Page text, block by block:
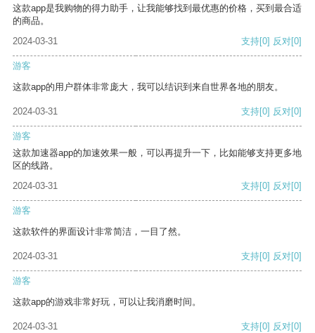
这款app是我购物的得力助手，让我能够找到最优惠的价格，买到最合适
的商品。
2024-03-31
支持[0] 反对[0]
游客
这款app的用户群体非常庞大，我可以结识到来自世界各地的朋友。
2024-03-31 支持[0] 反对[0]
游客
这款加速器app的加速效果一般，可以再提升一下，比如能够支持更多地
区的线路。
2024-03-31
支持[0] 反对[0]
游客
这款软件的界面设计非常简洁，一目了然。
2024-03-31 支持[0] 反对[0]
游客
这款app的游戏非常好玩，可以让我消磨时间。
2024-03-31 支持[0] 反对[0]